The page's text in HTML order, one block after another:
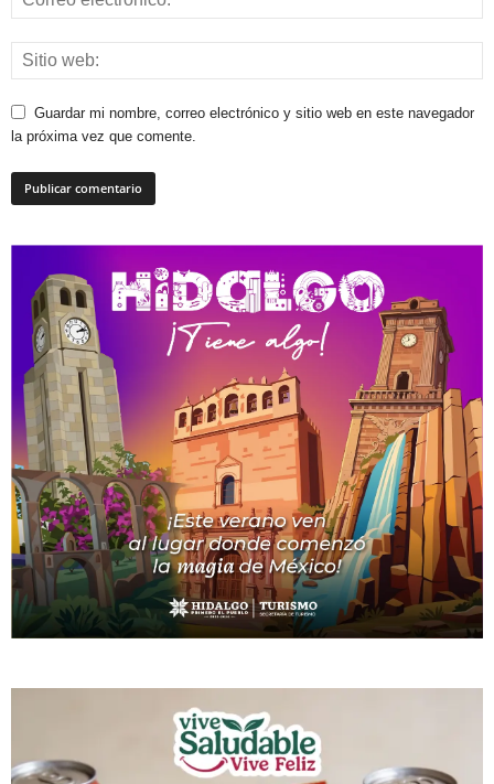
Guardar mi nombre, correo electrónico y sitio web en este navegador
la próxima vez que comente.